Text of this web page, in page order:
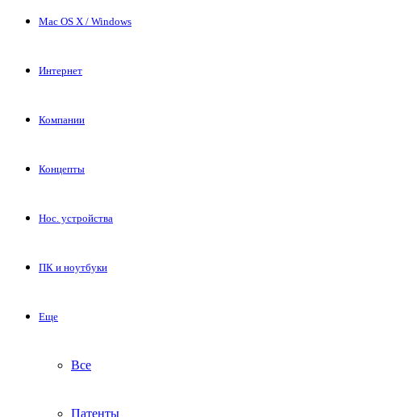
Mac OS X / Windows
Интернет
Компании
Концепты
Нос. устройства
ПК и ноутбуки
Еще
Все
Патенты